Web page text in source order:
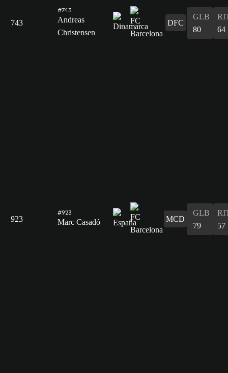
743
#743
Andreas
Christensen
DFC
GLB
80
64
923
#923
Marc Casadó MCD
GLB
79
57